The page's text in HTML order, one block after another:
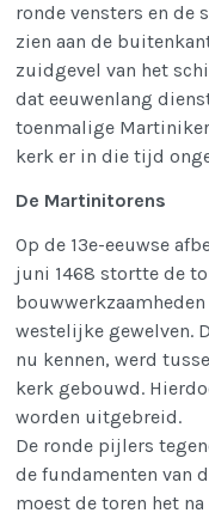
ronde vensters en de
zien aan de
zuidgevel van het
dat eeuwenlang
toenmalige
kerk er in die tijd
De Martinitorens
Op de 13e-eeuwse
juni 1468 stortte de
westelijke gewelven.
nu kennen, werd
kerk gebouwd.
worden uitgebreid.
De ronde pijlers
de fundamenten van
moest de toren het